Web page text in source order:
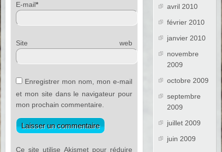
E-mail*
Site web
Enregistrer mon nom, mon e-mail
et mon site dans le navigateur pour
mon prochain commentaire.
Ce site utilise Akismet pour réduire
avril 2010
février 2010
janvier 2010
novembre
2009
octobre 2009
septembre
2009
juillet 2009
juin 2009